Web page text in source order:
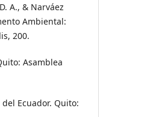
A., & Narváez
Ambiental:
200.
Asamblea
Ecuador. Quito: